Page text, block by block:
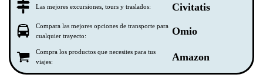
Las mejores excursiones, tours y traslados: Civitatis
Compara las mejores opciones de transporte para
cualquier trayecto:
Omio
Compra los productos que necesites para tus
viajes:
Amazon